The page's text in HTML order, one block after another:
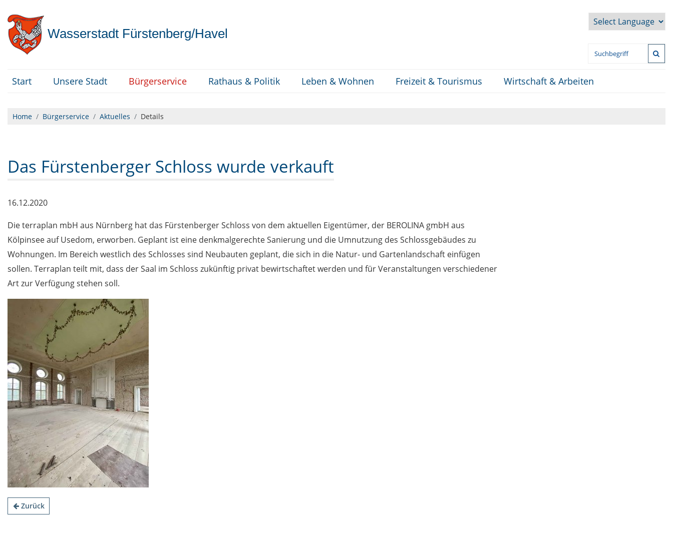
Wasserstadt Fürstenberg/Havel
Start Unsere Stadt Bürgerservice Rathaus & Politik Leben & Wohnen Freizeit & Tourismus Wirtschaft & Arbeiten
Home Bürgerservice Aktuelles Details
Das Fürstenberger Schloss wurde verkauft
16.12.2020
Die terraplan mbH aus Nürnberg hat das Fürstenberger Schloss von dem aktuellen Eigentümer, der BEROLINA gmbH aus
Kölpinsee auf Usedom, erworben. Geplant ist eine denkmalgerechte Sanierung und die Umnutzung des Schlossgebäudes zu
Wohnungen. Im Bereich westlich des Schlosses sind Neubauten geplant, die sich in die Natur- und Gartenlandschaft einfügen
sollen. Terraplan teilt mit, dass der Saal im Schloss zukünftig privat bewirtschaftet werden und für Veranstaltungen verschiedener
Art zur Verfügung stehen soll.
Zurück